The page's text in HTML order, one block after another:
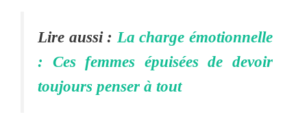
Lire aussi : La charge émotionnelle
: Ces femmes épuisées de devoir
toujours penser à tout